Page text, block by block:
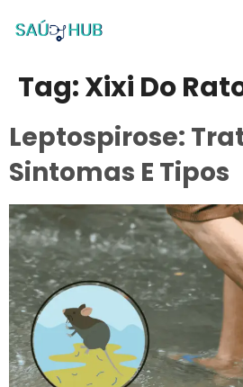
Tag:Xixi Do
Leptospirose:
Sintomas E Tipos